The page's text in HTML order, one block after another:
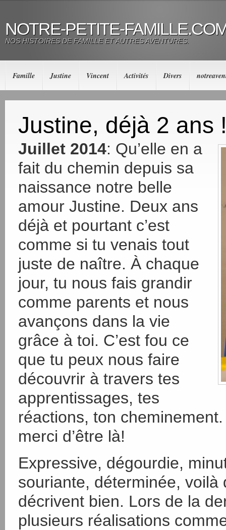
NOTRE-PETITE-
NOS HISTOIRES DE FAMILLE ET AUTRES AVENTURES.
Famille Justine Vincent Activités Divers
Justine, déjà 2 ans
Juillet 2014: Qu’elle en a
fait du chemin depuis sa
naissance notre belle
amour Justine. Deux ans
déjà et pourtant c’est
comme si tu venais tout
juste de naître. À chaque
jour, tu nous fais grandir
comme parents et nous
avançons dans la vie
grâce à toi. C’est fou ce
que tu peux nous faire
découvrir à travers tes
apprentissages, tes
réactions, ton
merci d’être là!
Expressive, dégourdie,
souriante, déterminée,
décrivent bien. Lors de la
plusieurs réalisations